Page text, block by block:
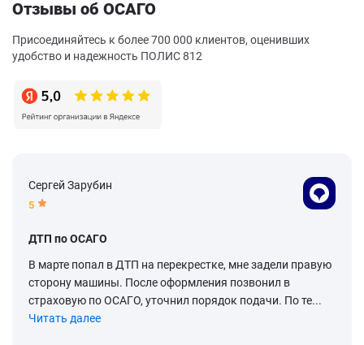
Отзывы об ОСАГО
Присоединяйтесь к более 700 000 клиентов, оценивших
удобство и надежность ПОЛИС 812
Сергей Зарубин
5
ДТП по ОСАГО
В марте попал в ДТП на перекрестке, мне задели правую
сторону машины. После оформления позвонил в
страховую по ОСАГО, уточнил порядок подачи. По те...
Читать далее